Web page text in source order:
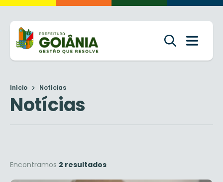
Início Notícias
Notícias
Encontramos 2 resultados